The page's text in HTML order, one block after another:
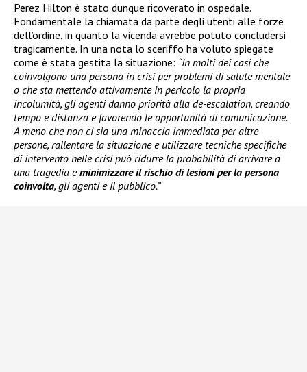
Perez Hilton è stato dunque ricoverato in ospedale.
Fondamentale la chiamata da parte degli utenti alle forze
dell’ordine, in quanto la vicenda avrebbe potuto concludersi
tragicamente. In una nota lo sceriffo ha voluto spiegate
come è stata gestita la situazione: “In molti dei casi che
coinvolgono una persona in crisi per problemi di salute mentale
o che sta mettendo attivamente in pericolo la propria
incolumità, gli agenti danno priorità alla de-escalation, creando
tempo e distanza e favorendo le opportunità di comunicazione.
A meno che non ci sia una minaccia immediata per altre
persone, rallentare la situazione e utilizzare tecniche specifiche
di intervento nelle crisi può ridurre la probabilità di arrivare a
una tragedia eminimizzare il rischio di lesioni per la persona
coinvolta, gli agenti e il pubblico.”